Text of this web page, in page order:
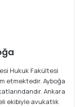
Hukuk Fakültesi
etmektedir. Ayboğa
Ankara
ekibiyle avukatlık